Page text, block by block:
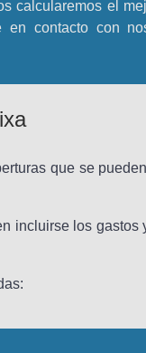
calcularemos el
en contacto con
que se
incluirse los gastos